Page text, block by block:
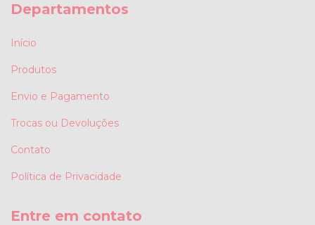
Departamentos
Início
Produtos
Envio e Pagamento
Trocas ou Devoluções
Contato
Política de Privacidade
Entre em contato